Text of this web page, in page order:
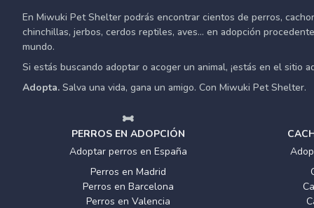
En Miwuki Pet Shelter podrás encontrar cientos de perros,
chinchillas, jerbos, cerdos reptiles, aves... en adopción
mundo.
Si estás buscando adoptar o acoger un animal, ¡estás en el sitio
Adopta. Salva una vida, gana un amigo. Con Miwuki Pet Shelter.
PERROS EN ADOPCIÓN
Adoptar perros en España
Perros en Madrid
Perros en Barcelona
Perros en Valencia